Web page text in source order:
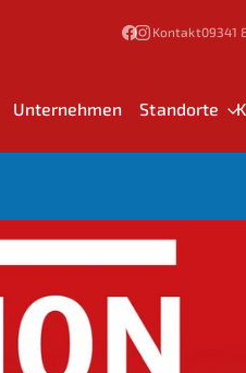
Kontakt09341
Unternehmen Standorte